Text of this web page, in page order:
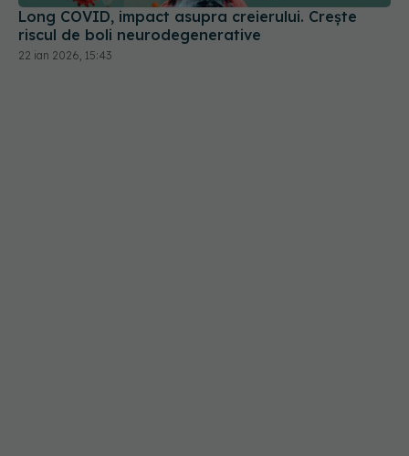
Long COVID, impact asupra creierului. Crește
riscul de boli neurodegenerative
22 ian 2026, 15:43